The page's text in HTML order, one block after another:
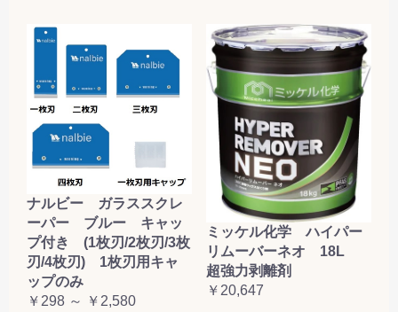
ナルビー ガラススクレ
ーパー ブルー キャッ
プ付き (1枚刃/2枚刃/3枚
刃/4枚刃) 1枚刃用キャ
ップのみ
￥298 ～ ￥2,580
ミッケル化学 ハイパー
リムーバーネオ 18L
超強力剥離剤
￥20,647